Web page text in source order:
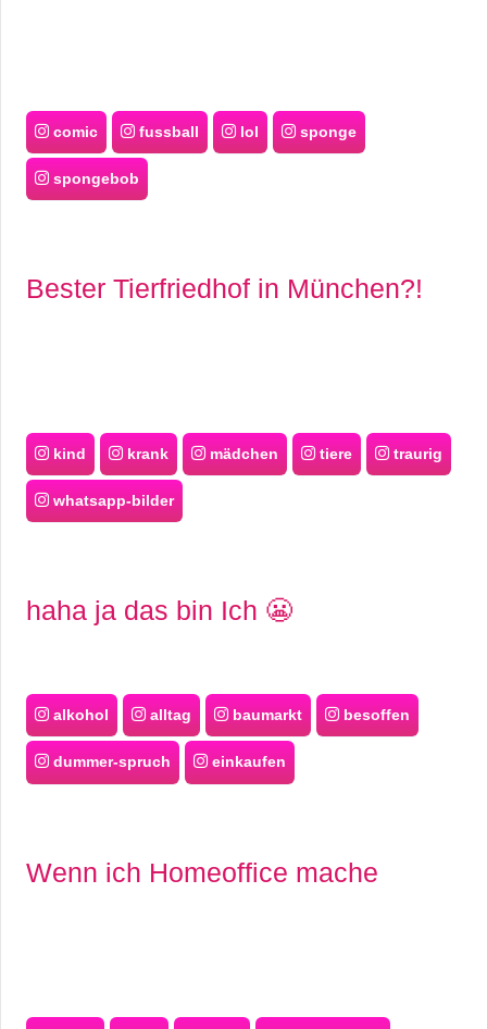
comic fussball lol sponge
spongebob
Bester Tierfriedhof in München?!
kind krank mädchen tiere traurig
whatsapp-bilder
haha ja das bin Ich 😬
alkohol alltag baumarkt besoffen
dummer-spruch einkaufen
Wenn ich Homeoffice mache